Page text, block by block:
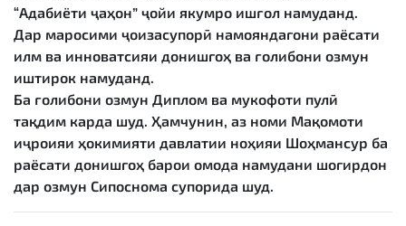
“Адабиёти ҷаҳон” ҷойи якумро ишғол намуданд.
Дар маросими ҷоизасупорӣ намояндагони раёсати
илм ва инноватсияи донишгоҳ ва ғолибони озмун
иштирок намуданд.
Ба ғолибони озмун Диплом ва мукофоти пулӣ
тақдим карда шуд. Ҳамчунин, аз номи Мақомоти
иҷроияи ҳокимияти давлатии ноҳияи Шоҳмансур ба
раёсати донишгоҳ барои омода намудани шогирдон
дар озмун Сипоснома супорида шуд.